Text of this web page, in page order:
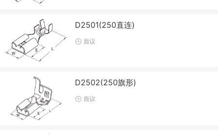
D2501(250直连)
面议
D2502(250旗形)
面议